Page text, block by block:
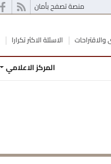
منصة تصفح بأمان
الاسئلة الاكثر تكرارا
المركز الاعلامي